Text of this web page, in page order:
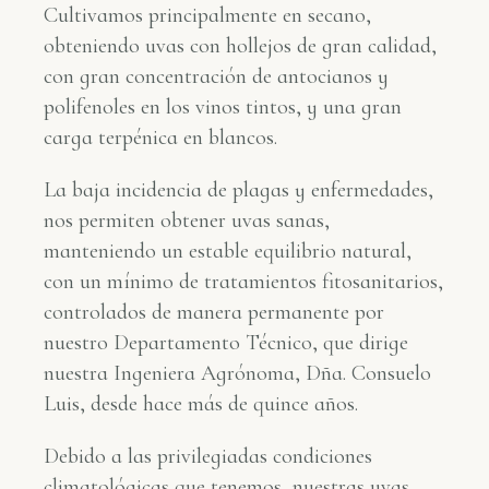
Cultivamos principalmente en secano,
obteniendo uvas con hollejos de gran calidad,
con gran concentración de antocianos y
polifenoles en los vinos tintos, y una gran
carga terpénica en blancos.
La baja incidencia de plagas y enfermedades,
nos permiten obtener uvas sanas,
manteniendo un estable equilibrio natural,
con un mínimo de tratamientos fitosanitarios,
controlados de manera permanente por
nuestro Departamento Técnico, que dirige
nuestra Ingeniera Agrónoma, Dña. Consuelo
Luis, desde hace más de quince años.
Debido a las privilegiadas condiciones